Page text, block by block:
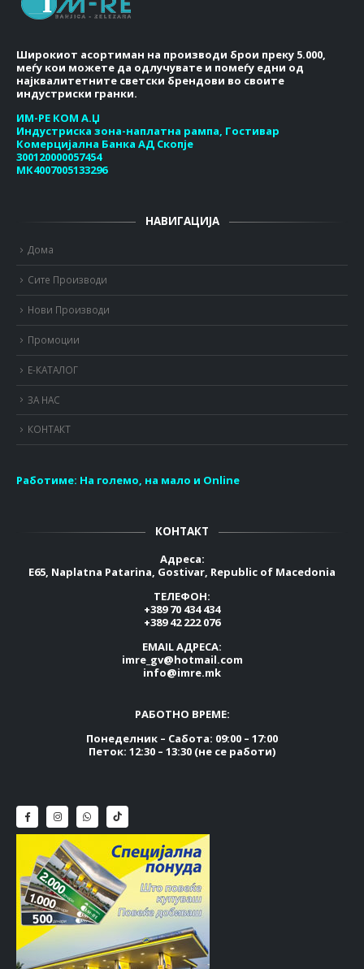
Широкиот асортиман на производи брои преку 5.000,
меѓу кои можете да одлучувате и помеѓу едни од
најквалитетните светски брендови во своите
индустриски гранки.
ИМ-РЕ КОМ А.Џ
Индустриска зона-наплатна рампа, Гостивар
Комерцијална Банка АД Скопје
300120000057454
МК4007005133296
НАВИГАЦИЈА
Дома
Сите Производи
Нови Производи
Промоции
Е-КАТАЛОГ
ЗА НАС
КОНТАКТ
Работиме: На големо, на мало и Online
КОНТАКТ
Адреса:
E65, Naplatna Patarina, Gostivar, Republic of Macedonia
ТЕЛЕФОН:
+389 70 434 434
+389 42 222 076
EMAIL АДРЕСА:
imre_gv@hotmail.com
info@imre.mk
РАБОТНО ВРЕМЕ:
Понеделник – Сабота: 09:00 – 17:00
Петок: 12:30 – 13:30 (не се работи)